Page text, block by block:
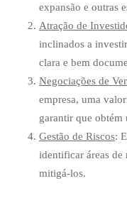
em
2025?
expansão e outras
Atração de
inclinados a
clara e bem
Negociações de
empresa, uma
garantir que obtém
Gestão de Riscos:
identificar áreas de
mitigá-los.